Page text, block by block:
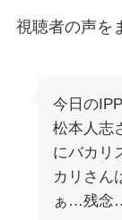
視聴者の声を
今日の
松本人志
にバカリ
カリさん
ぁ…残念